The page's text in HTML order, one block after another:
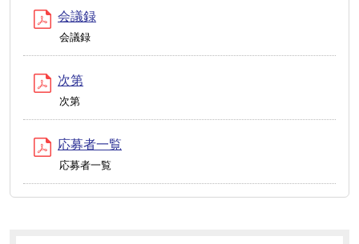
会議録
会議録
次第
次第
応募者一覧
応募者一覧